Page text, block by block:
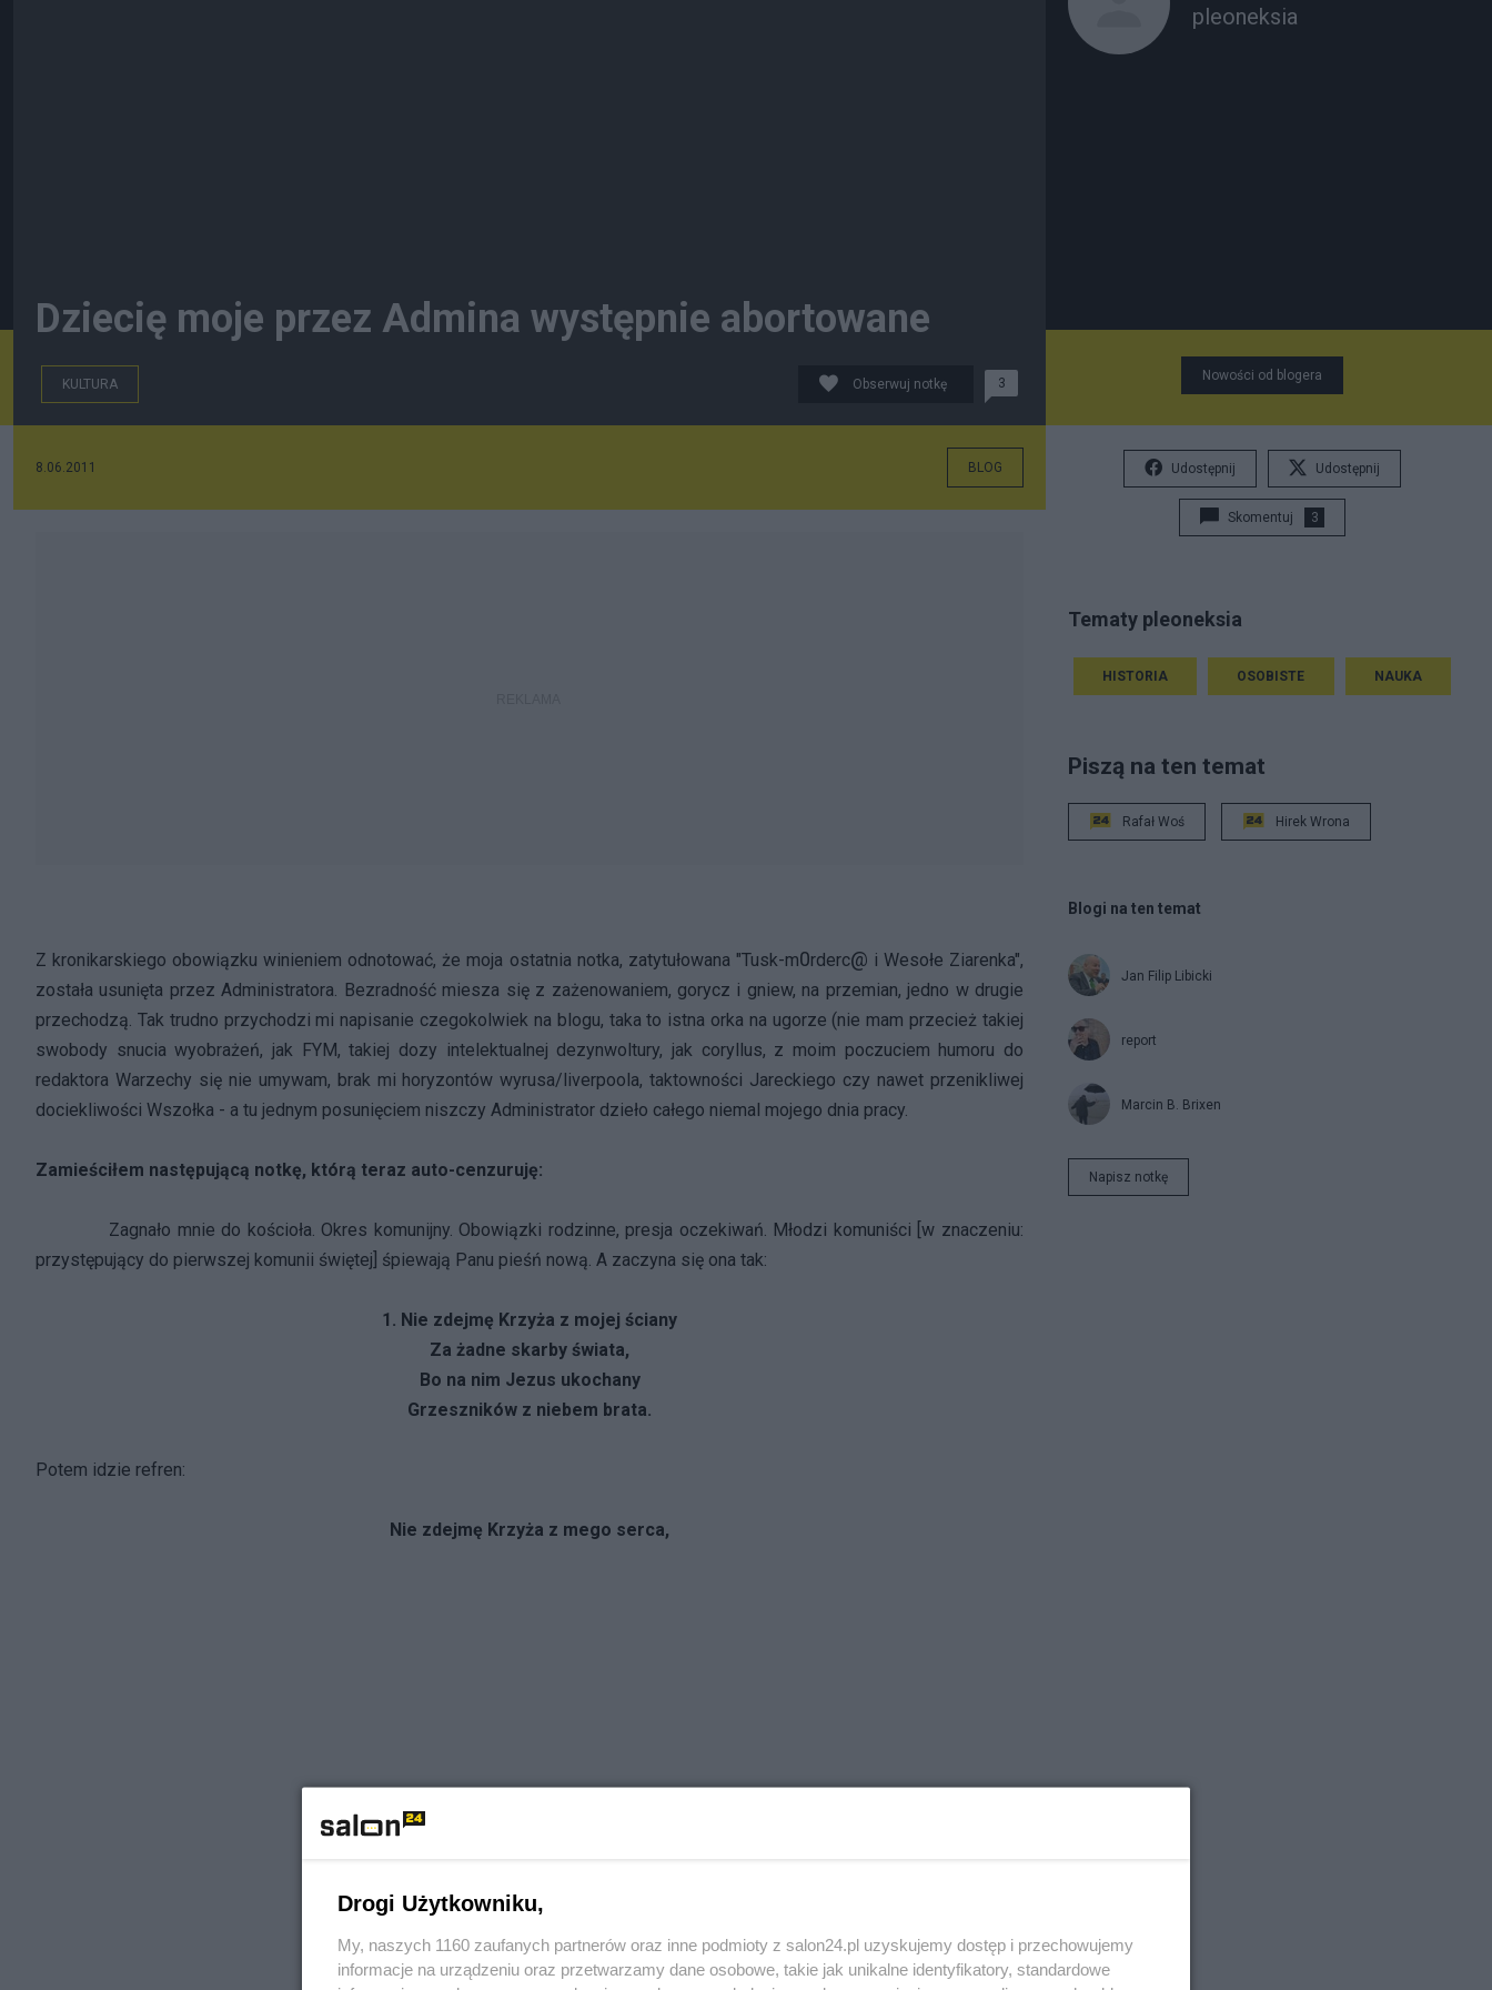
Dziecię moje przez Admina występnie abortowane
KULTURA Obserwuj notkę 3
8.06.2011 BLOG
Z kronikarskiego obowiązku winieniem odnotować, że moja ostatnia notka, zatytułowana "Tusk-m0rderc@ i Wesołe Ziarenka",
została usunięta przez Administratora. Bezradność miesza się z zażenowaniem, gorycz i gniew, na przemian, jedno w drugie
przechodzą. Tak trudno przychodzi mi napisanie czegokolwiek na blogu, taka to istna orka na ugorze (nie mam przecież takiej
swobody snucia wyobrażeń, jak FYM, takiej dozy intelektualnej dezynwoltury, jak coryllus, z moim poczuciem humoru do
redaktora Warzechy się nie umywam, brak mi horyzontów wyrusa/liverpoola, taktowności Jareckiego czy nawet przenikliwej
dociekliwości Wszołka - a tu jednym posunięciem niszczy Administrator dzieło całego niemal mojego dnia pracy.
Zamieściłem następującą notkę, którą teraz auto-cenzuruję:
Zagnało mnie do kościoła. Okres komunijny. Obowiązki rodzinne, presja oczekiwań. Młodzi komuniści [w znaczeniu:
przystępujący do pierwszej komunii świętej] śpiewają Panu pieśń nową. A zaczyna się ona tak:
1. Nie zdejmę Krzyża z mojej ściany
Za żadne skarby świata,
Bo na nim Jezus ukochany
Grzeszników z niebem brata.
Potem idzie refren:
Nie zdejmę Krzyża z mego serca,
pleoneksia
Nowości od blogera
Udostępnij Udostępnij
Skomentuj 3
Tematy pleoneksia
HISTORIA OSOBISTE NAUKA
Piszą na ten temat
Rafał Woś Hirek Wrona
Blogi na ten temat
Jan Filip Libicki
report
Marcin B. Brixen
Napisz notkę
Drogi Użytkowniku,
My, naszych 1160 zaufanych partnerów oraz inne podmioty z salon24.pl uzyskujemy dostęp i przechowujemy
informacje na urządzeniu oraz przetwarzamy dane osobowe, takie jak unikalne identyfikatory, standardowe